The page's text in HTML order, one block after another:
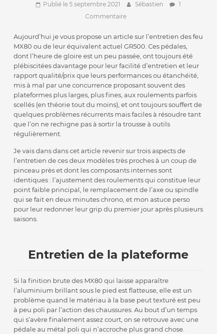
Publié le 5 septembre 2021 Sébastien
1
Commentaire
Aujourd’hui je vous propose un article sur l’entretien des feu
MX80 ou de leur équivalent actuel GR500. Ces pédales,
dont l’heure de gloire est un peu passée, ont toujours été
plébiscitées davantage pour leur facilité d’entretien et leur
rapport qualité/prix que leurs performances ou étanchéité,
mis à mal par une concurrence proposant souvent des
plateformes plus larges, plus fines, aux roulements parfois
scellés (en théorie tout du moins), et ont toujours souffert de
quelques problèmes récurrents mais faciles à résoudre tant
que l’on ne rechigne pas à sortir la trousse à outils
régulièrement.
Je vais dans dans cet article revenir sur trois aspects de
l’entretien de ces deux modèles très proches à un coup de
pinceau près et dont les composants internes sont
identiques : l’ajustement des roulements qui constitue leur
point faible principal, le remplacement de l’axe ou spindle
qui se fait en deux minutes chrono, et mon astuce perso
pour leur redonner leur grip du premier jour après plusieurs
saisons.
Entretien de la plateforme
Si la finition brute des MX80 qui laisse apparaître
l’aluminium brillant sous le pied est flatteuse, elle est un
problème quand le matériau à la base peut texturé est peu
à peu poli par l’action des chaussures. Au bout d’un temps
qui s’avère finalement assez court, on se retrouve avec une
pédale au métal poli qui n’accroche plus grand chose.